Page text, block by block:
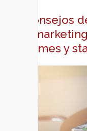
Consejos
y
pymes y